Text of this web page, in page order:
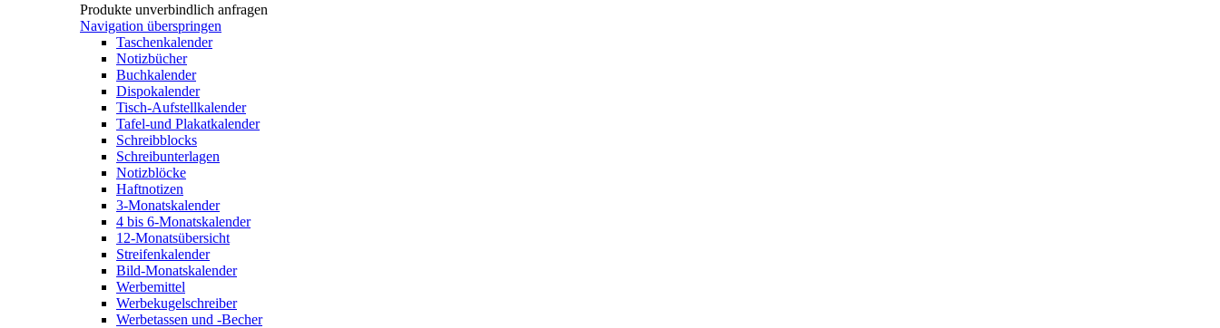
Produkte unverbindlich anfragen
Navigation überspringen
Taschenkalender
Notizbücher
Buchkalender
Dispokalender
Tisch-Aufstellkalender
Tafel-und Plakatkalender
Schreibblocks
Schreibunterlagen
Notizblöcke
Haftnotizen
3-Monatskalender
4 bis 6-Monatskalender
12-Monatsübersicht
Streifenkalender
Bild-Monatskalender
Werbemittel
Werbekugelschreiber
Werbetassen und -Becher